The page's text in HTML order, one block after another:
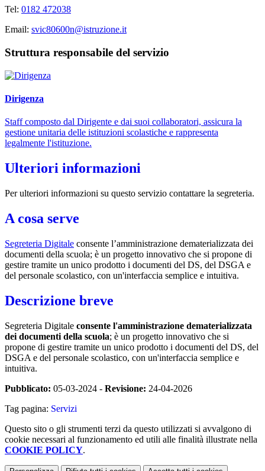
Tel: 0182 472038
Email: svic80600n@istruzione.it
Struttura responsabile del servizio
Dirigenza
Staff composto dal Dirigente e dai suoi collaboratori, assicura la
gestione unitaria delle istituzioni scolastiche e rappresenta
legalmente l'istituzione.
Ulteriori informazioni
Per ulteriori informazioni su questo servizio contattare la segreteria.
A cosa serve
Segreteria Digitale consente l’amministrazione dematerializzata dei
documenti della scuola; è un progetto innovativo che si propone di
gestire tramite un unico prodotto i documenti del DS, del DSGA e
del personale scolastico, con un'interfaccia semplice e intuitiva.
Descrizione breve
Segreteria Digitale consente l'amministrazione dematerializzata
dei documenti della scuola; è un progetto innovativo che si
propone di gestire tramite un unico prodotto i documenti del DS, del
DSGA e del personale scolastico, con un'interfaccia semplice e
intuitiva.
Pubblicato: 05-03-2024 - Revisione: 24-04-2026
Tag pagina: Servizi
Questo sito o gli strumenti terzi da questo utilizzati si avvalgono di
cookie necessari al funzionamento ed utili alle finalità illustrate nella
COOKIE POLICY.